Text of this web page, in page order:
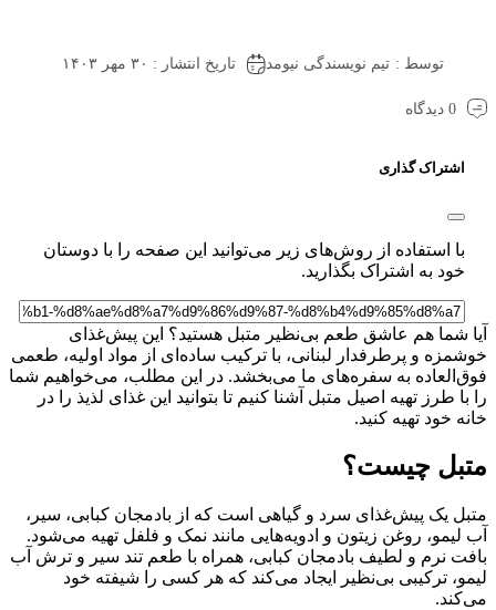
توسط : تیم نویسندگی نیومد تاریخ انتشار : ۳۰ مهر ۱۴۰۳
0 دیدگاه
گذاری
استفاده از روش‌های زیر می‌توانید این صفحه را با دوستان
به اشتراک بگذارید.
هم عاشق طعم بی‌نظیر متبل هستید؟ این پیش‌غذای
و پرطرفدار لبنانی، با ترکیب ساده‌ای از مواد اولیه، طعمی
به سفره‌های ما می‌بخشد. در این مطلب، می‌خواهیم شما
طرز تهیه اصیل متبل آشنا کنیم تا بتوانید این غذای لذیذ را در
خود تهیه کنید.
چیست؟
یک پیش‌غذای سرد و گیاهی است که از بادمجان کبابی، سیر،
روغن زیتون و ادویه‌هایی مانند نمک و فلفل تهیه می‌شود.
نرم و لطیف بادمجان کبابی، همراه با طعم تند سیر و ترش آب
ترکیبی بی‌نظیر ایجاد می‌کند که هر کسی را شیفته خود